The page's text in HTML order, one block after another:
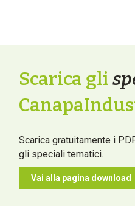
Scarica gli
Scarica gratuitamente i
gli speciali tematici.
Vai alla pagina download